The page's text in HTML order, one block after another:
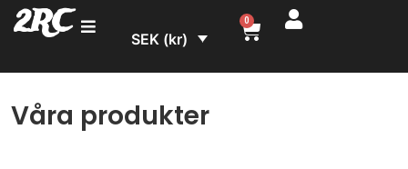
2RC SEK (kr)
0
Våra produkter